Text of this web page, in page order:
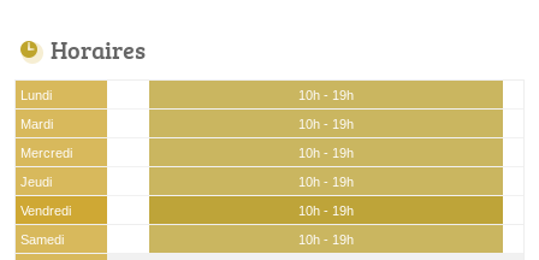
Horaires
Lundi
10h - 19h
Mardi
10h - 19h
Mercredi
10h - 19h
Jeudi
10h - 19h
Vendredi
10h - 19h
Samedi
10h - 19h